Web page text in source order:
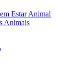
Estar Animal
Animais